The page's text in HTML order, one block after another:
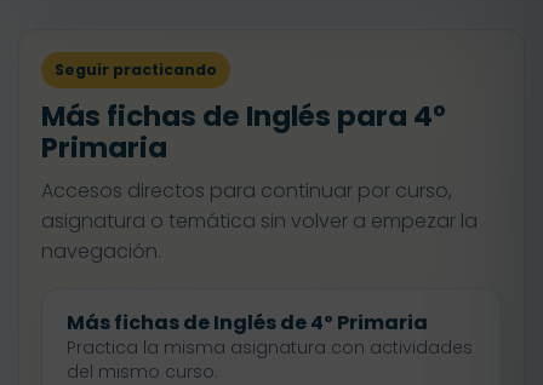
Seguir practicando
Más fichas de Inglés para 4º
Primaria
Accesos directos para continuar por curso,
asignatura o temática sin volver a empezar la
navegación.
Más fichas de Inglés de 4º Primaria
Practica la misma asignatura con actividades
del mismo curso.